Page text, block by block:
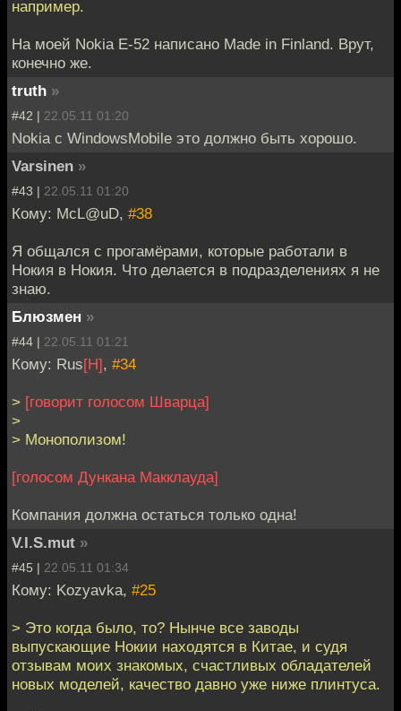
например.
На моей Nokia E-52 написано Made in Finland. Врут,
конечно же.
truth »
#42 | 22.05.11 01:20
Nokia с WindowsMobile это должно быть хорошо.
Varsinen »
#43 | 22.05.11 01:20
Кому: McL@uD, #38
Я общался с прогамёрами, которые работали в
Нокия в Нокия. Что делается в подразделениях я не
знаю.
Блюзмен »
#44 | 22.05.11 01:21
Кому: Rus[H], #34
> [говорит голосом Шварца]
>
> Монополизом!
[голосом Дункана Макклауда]
Компания должна остаться только одна!
V.I.S.mut »
#45 | 22.05.11 01:34
Кому: Kozyavka, #25
> Это когда было, то? Нынче все заводы
выпускающие Нокии находятся в Китае, и судя
отзывам моих знакомых, счастливых обладателей
новых моделей, качество давно уже ниже плинтуса.